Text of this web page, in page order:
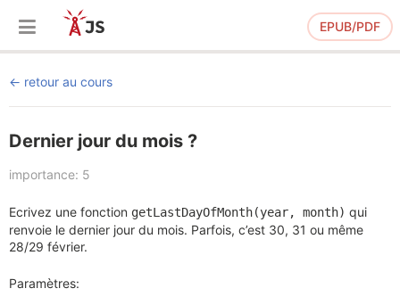
EPUB/PDF
retour au cours
Dernier jour du mois ?
importance: 5
Ecrivez une fonction getLastDayOfMonth(year, month) qui
renvoie le dernier jour du mois. Parfois, c’est 30, 31 ou même
28/29 février.
Paramètres: